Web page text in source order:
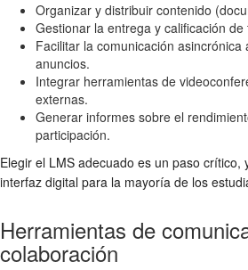
Organizar y distribuir contenido
Gestionar la entrega y calificación
Facilitar la comunicación asincrónica
anuncios.
Integrar herramientas de
externas.
Generar informes sobre el
participación.
Elegir el LMS adecuado es un paso crítico,
interfaz digital para la mayoría de los
Herramientas de
colaboración